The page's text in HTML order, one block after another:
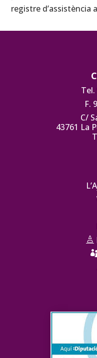
registre d’assistència
Tel.
F.
C/
43761 La
